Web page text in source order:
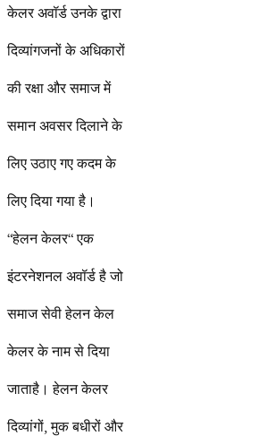
केलर अवॉर्ड उनके द्वारा
दिव्यांगजनों के अधिकारों
की रक्षा और समाज में
समान अवसर दिलाने के
लिए उठाए गए कदम के
लिए दिया गया है।
“हेलन केलर“ एक
इंटरनेशनल अवॉर्ड है जो
समाज सेवी हेलन केल
केलर के नाम से दिया
जाताहै। हेलन केलर
दिव्यांगों, मुक बधीरों और